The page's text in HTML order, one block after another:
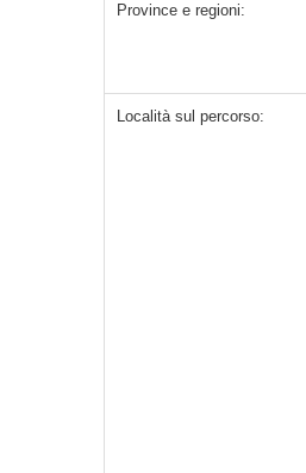
Province e regioni:
Località sul percorso: